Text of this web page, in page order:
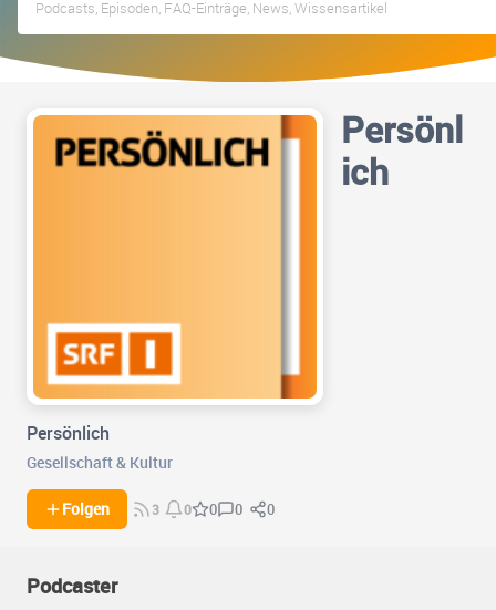
Persönl
ich
Persönlich
Gesellschaft & Kultur
Folgen 3 0 0 0 0
Podcaster